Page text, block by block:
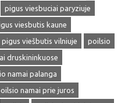
pigus viesbuciai paryziuje
viesbutis kaune
pigus viešbutis vilniuje
poilsio
druskininkuose
namai palanga
namai prie juros